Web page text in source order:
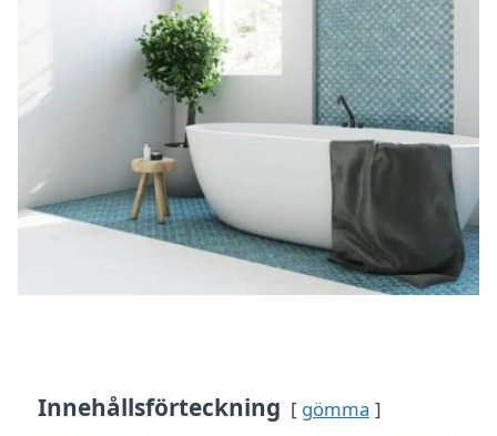
Innehållsförteckning gömma